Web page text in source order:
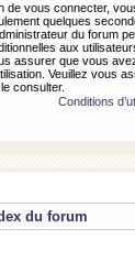
de vous connecter,
quelques
du forum
aux
assurer que vous
Veuillez vous
consulter.
Conditions
du forum